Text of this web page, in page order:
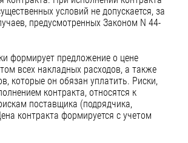
условий не допускается, за
предусмотренных Законом N 44-
формирует предложение о цене
всех накладных расходов, а также
которые он обязан уплатить. Риски,
контракта, относятся к
поставщика (подрядчика,
контракта формируется с учетом